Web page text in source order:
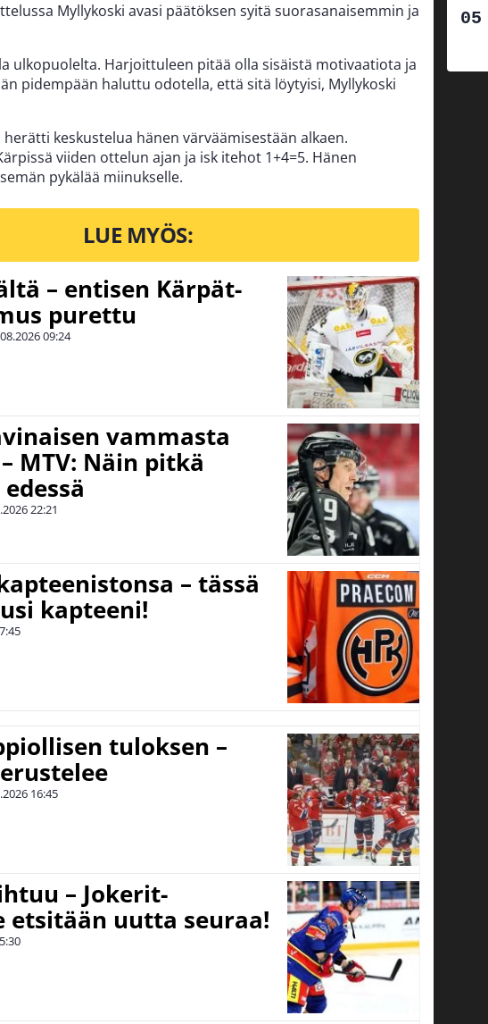
Myllykoski avasi päätöksen syitä suorasanaisemmin ja
ulkopuolelta. Harjoittuleen pitää olla sisäistä motivaatiota ja
pidempään haluttu odotella, että sitä löytyisi, Myllykoski
keskustelua hänen värväämisestään alkaen.
viiden ottelun ajan ja isk itehot 1+4=5. Hänen
pykälää miinukselle.
LUE MYÖS:
– entisen Kärpät-
purettu
09:24
vammasta
MTV: Näin pitkä
22:21
– tässä
kapteeni!
tuloksen –
16:45
– Jokerit-
etsitään uutta seuraa!